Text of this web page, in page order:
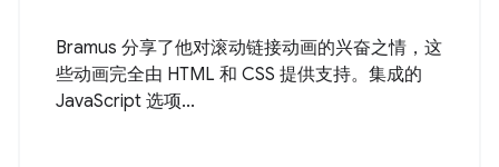
Bramus 分享了他对滚动链接动画的兴奋之情，这
些动画完全由 HTML 和 CSS 提供支持。集成的
JavaScript 选项...